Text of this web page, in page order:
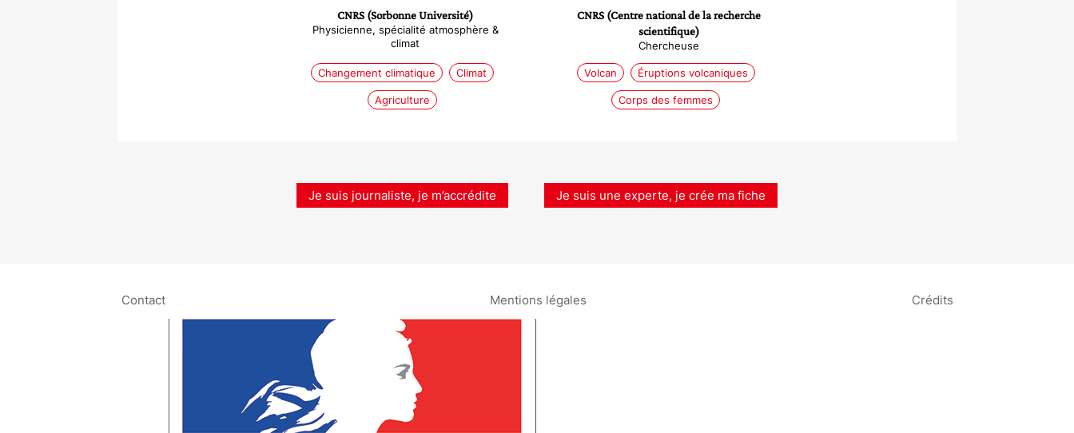
CNRS (Sorbonne Université)
Physicienne, spécialité atmosphère &
climat
Changement climatique Climat
Agriculture
CNRS (Centre national de la recherche
scientifique)
Chercheuse
Volcan Éruptions volcaniques
Corps des femmes
Je suis journaliste, je m’accrédite Je suis une experte, je crée ma fiche
Contact Mentions légales Crédits